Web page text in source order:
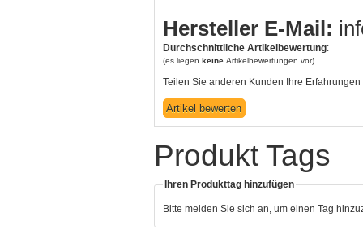
Hersteller E-Mail:
Durchschnittliche Artikelbewertung:
(es liegen keine Artikelbewertungen vor)
Teilen Sie anderen Kunden Ihre Erfahrungen
Produkt Tags
Ihren Produkttag hinzufügen
Bitte melden Sie sich an, um einen Tag